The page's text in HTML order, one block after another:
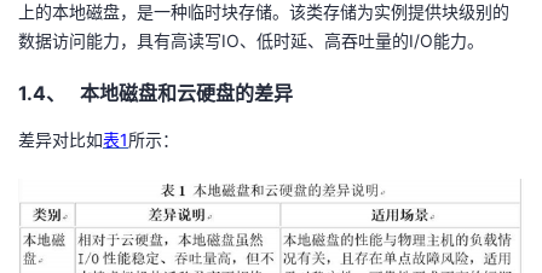
上的本地磁盘，是一种临时块存储。该类存储为实例提供块级别的
数据访问能力，具有高读写IO、低时延、高吞吐量的I/O能力。
1.4、 本地磁盘和云硬盘的差异
差异对比如表1所示：